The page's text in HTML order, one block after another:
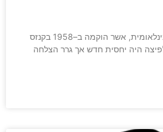
פיצה האט הינה רשת בינלאומית, אשר הוקמה ב–1958 בקנזס
היה יחסית חדש אך גרר הצלחה